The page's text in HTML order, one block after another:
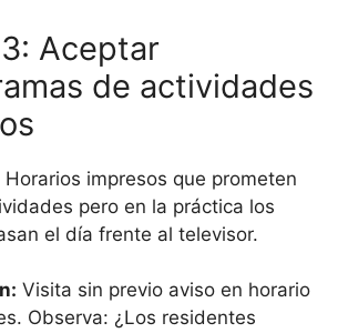
3: Aceptar
de actividades
Horarios impresos que prometen
pero en la práctica los
el día frente al televisor.
Visita sin previo aviso en horario
Observa: ¿Los residentes